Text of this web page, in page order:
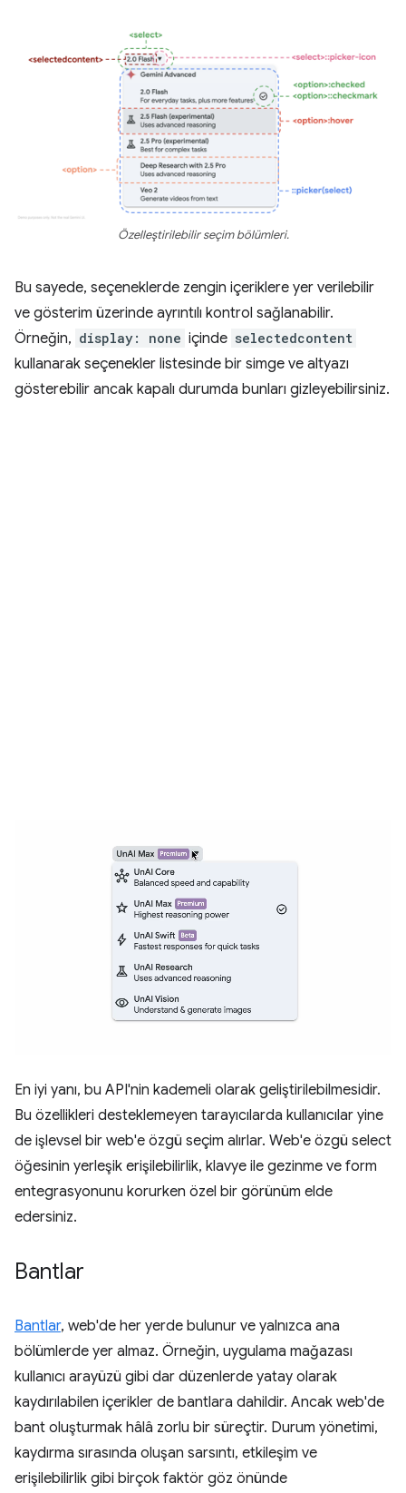
Özelleştirilebilir seçim bölümleri.
Bu sayede, seçeneklerde zengin içeriklere yer verilebilir
ve gösterim üzerinde ayrıntılı kontrol sağlanabilir.
Örneğin, display: none içinde selectedcontent
kullanarak seçenekler listesinde bir simge ve altyazı
gösterebilir ancak kapalı durumda bunları gizleyebilirsiniz.
En iyi yanı, bu API'nin kademeli olarak geliştirilebilmesidir.
Bu özellikleri desteklemeyen tarayıcılarda kullanıcılar yine
de işlevsel bir web'e özgü seçim alırlar. Web'e özgü select
öğesinin yerleşik erişilebilirlik, klavye ile gezinme ve form
entegrasyonunu korurken özel bir görünüm elde
edersiniz.
Bantlar
Bantlar, web'de her yerde bulunur ve yalnızca ana
bölümlerde yer almaz. Örneğin, uygulama mağazası
kullanıcı arayüzü gibi dar düzenlerde yatay olarak
kaydırılabilen içerikler de bantlara dahildir. Ancak web'de
bant oluşturmak hâlâ zorlu bir süreçtir. Durum yönetimi,
kaydırma sırasında oluşan sarsıntı, etkileşim ve
erişilebilirlik gibi birçok faktör göz önünde